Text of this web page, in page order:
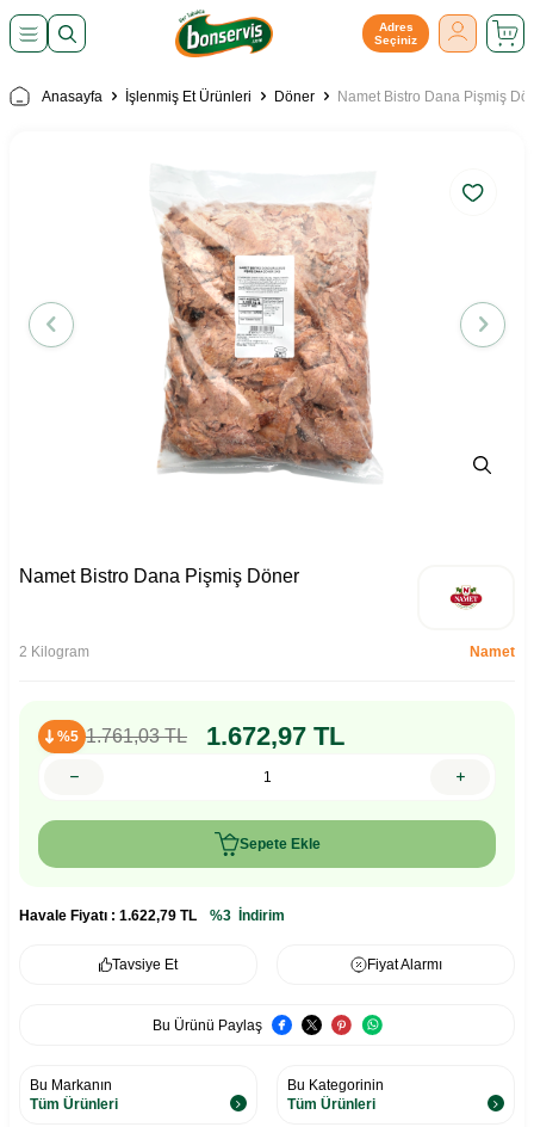
Adres
Seçiniz
Anasayfa İşlenmiş Et Ürünleri Döner Namet Bistro Dana Pişmiş
Namet Bistro Dana Pişmiş Döner
2 Kilogram Namet
%5 1.761,03TL 1.672,97 TL
Sepete Ekle
Havale Fiyatı : 1.622,79 TL %3 İndirim
Tavsiye Et Fiyat Alarmı
Bu Ürünü Paylaş
Bu Markanın
Tüm Ürünleri
Bu Kategorinin
Tüm Ürünleri